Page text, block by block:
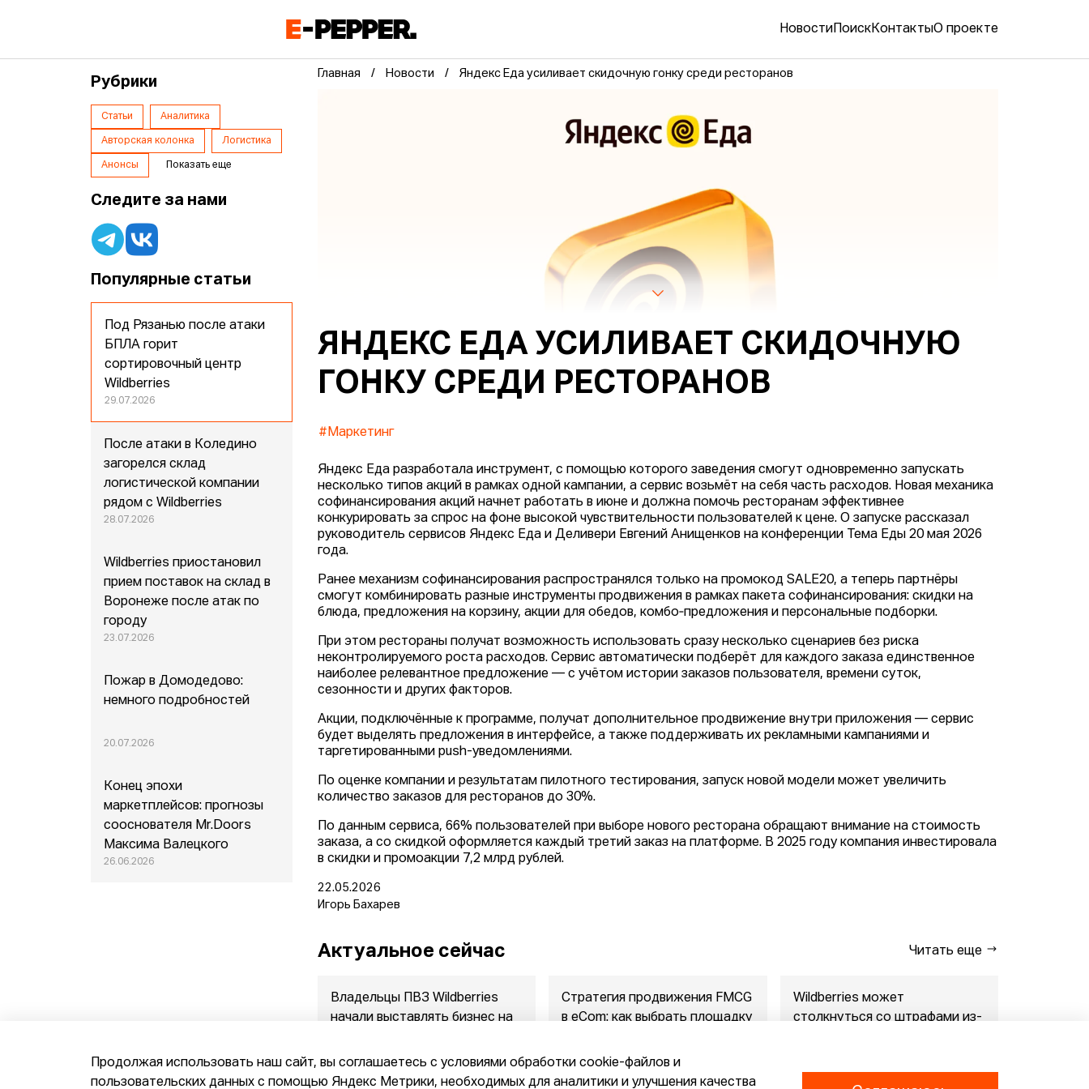
Новости ПоискКонтактыО проекте
Главная Новости Яндекс Еда усиливает скидочную гонку среди ресторанов
ЯНДЕКС ЕДА УСИЛИВАЕТ СКИДОЧНУЮ
ГОНКУ СРЕДИ РЕСТОРАНОВ
#Маркетинг
Яндекс Еда разработала инструмент, с помощью которого заведения смогут одновременно запускать
несколько типов акций в рамках одной кампании, а сервис возьмёт на себя часть расходов. Новая механика
софинансирования акций начнет работать в июне и должна помочь ресторанам эффективнее
конкурировать за спрос на фоне высокой чувствительности пользователей к цене. О запуске рассказал
руководитель сервисов Яндекс Еда и Деливери Евгений Анищенков на конференции Тема Еды 20 мая 2026
года.
Ранее механизм софинансирования распространялся только на промокод SALE20, а теперь партнёры
смогут комбинировать разные инструменты продвижения в рамках пакета софинансирования: скидки на
блюда, предложения на корзину, акции для обедов, комбо‑предложения и персональные подборки.
При этом рестораны получат возможность использовать сразу несколько сценариев без риска
неконтролируемого роста расходов. Сервис автоматически подберёт для каждого заказа единственное
наиболее релевантное предложение — с учётом истории заказов пользователя, времени суток,
сезонности и других факторов.
Акции, подключённые к программе, получат дополнительное продвижение внутри приложения — сервис
будет выделять предложения в интерфейсе, а также поддерживать их рекламными кампаниями и
таргетированными push-уведомлениями.
По оценке компании и результатам пилотного тестирования, запуск новой модели может увеличить
количество заказов для ресторанов до 30%.
По данным сервиса, 66% пользователей при выборе нового ресторана обращают внимание на стоимость
заказа, а со скидкой оформляется каждый третий заказ на платформе. В 2025 году компания инвестировала
в скидки и промоакции 7,2 млрд рублей.
22.05.2026
Игорь Бахарев
Актуальное сейчас Читать еще
Владельцы ПВЗ Wildberries
начали выставлять бизнес на
07.08.2026
Стратегия продвижения FMCG
в eСom: как выбрать площадку
07.08.2026
Wildberries может
столкнуться со штрафами из-
Рубрики
Статьи Аналитика
Авторская колонка Логистика
Анонсы Показать еще
Следите за нами
Популярные статьи
Под Рязанью после атаки
БПЛА горит
сортировочный центр
Wildberries
29.07.2026
После атаки в Коледино
загорелся склад
логистической компании
рядом с Wildberries
28.07.2026
Wildberries приостановил
прием поставок на склад в
Воронеже после атак по
городу
23.07.2026
Пожар в Домодедово:
немного подробностей
20.07.2026
Конец эпохи
маркетплейсов: прогнозы
сооснователя Mr.Doors
Максима Валецкого
26.06.2026
Продолжая использовать наш сайт, вы соглашаетесь с условиями обработки cookie-файлов и
пользовательских данных с помощью Яндекс Метрики, необходимых для аналитики и улучшения качества